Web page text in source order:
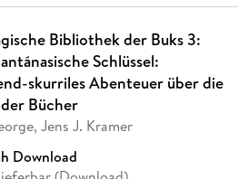
Bibliothek der Buks 3:
Schlüssel:
skurriles Abenteuer über die
Bücher
Jens J. Kramer
Download